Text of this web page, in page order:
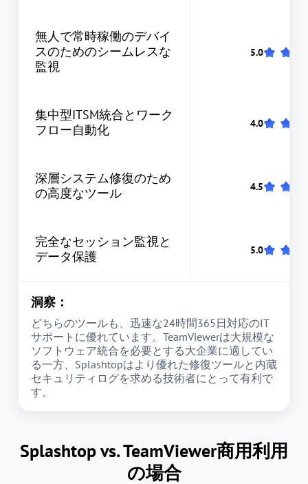
無人で常時稼働のデバイ
スのためのシームレスな
監視
集中型ITSM統合とワーク
フロー自動化
深層システム修復のため
の高度なツール
完全なセッション監視と
データ保護
洞察：
どちらのツールも、迅速な24時間365日対応のIT
サポートに優れています。TeamViewerは大規模な
ソフトウェア統合を必要とする大企業に適してい
る一方、Splashtopはより優れた修復ツールと内蔵
セキュリティログを求める技術者にとって有利で
す。
Splashtop vs. TeamViewer商用利用
の場合